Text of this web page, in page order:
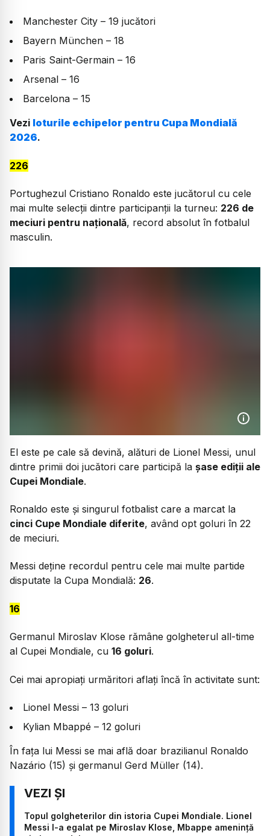
Manchester City – 19 jucători
Bayern München – 18
Paris Saint-Germain – 16
Arsenal – 16
Barcelona – 15
Vezi loturile echipelor pentru Cupa Mondială
2026.
226
Portughezul Cristiano Ronaldo este jucătorul cu cele
mai multe selecții dintre participanții la turneu: 226 de
meciuri pentru națională, record absolut în fotbalul
masculin.
El este pe cale să devină, alături de Lionel Messi, unul
dintre primii doi jucători care participă la șase ediții ale
Cupei Mondiale.
Ronaldo este și singurul fotbalist care a marcat la
cinci Cupe Mondiale diferite, având opt goluri în 22
de meciuri.
Messi deține recordul pentru cele mai multe partide
disputate la Cupa Mondială: 26.
16
Germanul Miroslav Klose rămâne golgheterul all-time
al Cupei Mondiale, cu 16 goluri.
Cei mai apropiați urmăritori aflați încă în activitate sunt:
Lionel Messi – 13 goluri
Kylian Mbappé – 12 goluri
În fața lui Messi se mai află doar brazilianul Ronaldo
Nazário (15) și germanul Gerd Müller (14).
Topul golgheterilor din istoria Cupei Mondiale. Lionel
Messi l-a egalat pe Miroslav Klose, Mbappe amenință